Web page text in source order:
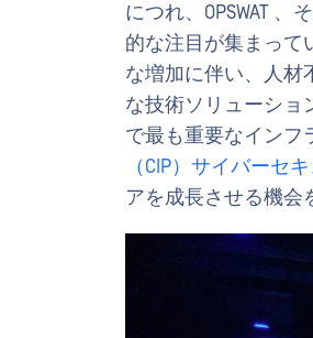
につれ、OPSWAT
的な注目が集まって
な増加に伴い、人材
な技術ソリューショ
で最も重要なインフ
（CIP）サイバーセ
アを成長させる機会